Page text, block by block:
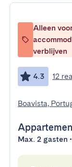
Alleen
verblijven
4.3 12
Boavista,
Max. 2 gasten